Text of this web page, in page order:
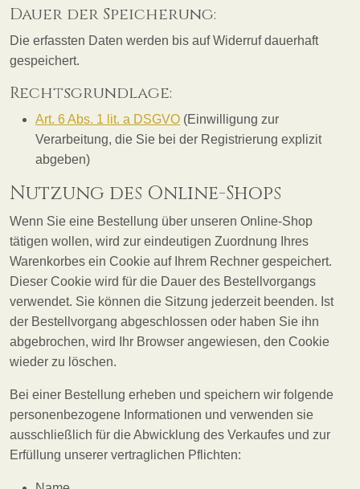
Dauer der Speicherung:
Die erfassten Daten werden bis auf Widerruf dauerhaft
gespeichert.
Rechtsgrundlage:
Art. 6 Abs. 1 lit. a DSGVO (Einwilligung zur
Verarbeitung, die Sie bei der Registrierung explizit
abgeben)
Nutzung des Online-Shops
Wenn Sie eine Bestellung über unseren Online-Shop
tätigen wollen, wird zur eindeutigen Zuordnung Ihres
Warenkorbes ein Cookie auf Ihrem Rechner gespeichert.
Dieser Cookie wird für die Dauer des Bestellvorgangs
verwendet. Sie können die Sitzung jederzeit beenden. Ist
der Bestellvorgang abgeschlossen oder haben Sie ihn
abgebrochen, wird Ihr Browser angewiesen, den Cookie
wieder zu löschen.
Bei einer Bestellung erheben und speichern wir folgende
personenbezogene Informationen und verwenden sie
ausschließlich für die Abwicklung des Verkaufes und zur
Erfüllung unserer vertraglichen Pflichten: